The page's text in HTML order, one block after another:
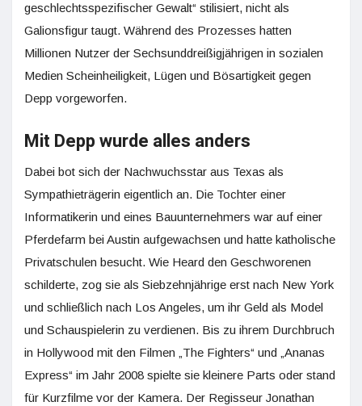
geschlechtsspezifischer Gewalt“ stilisiert, nicht als
Galionsfigur taugt. Während des Prozesses hatten
Millionen Nutzer der Sechsunddreißigjährigen in sozialen
Medien Scheinheiligkeit, Lügen und Bösartigkeit gegen
Depp vorgeworfen.
Mit Depp wurde alles anders
Dabei bot sich der Nachwuchsstar aus Texas als
Sympathieträgerin eigentlich an. Die Tochter einer
Informatikerin und eines Bauunternehmers war auf einer
Pferdefarm bei Austin aufgewachsen und hatte katholische
Privatschulen besucht. Wie Heard den Geschworenen
schilderte, zog sie als Siebzehnjährige erst nach New York
und schließlich nach Los Angeles, um ihr Geld als Model
und Schauspielerin zu verdienen. Bis zu ihrem Durchbruch
in Hollywood mit den Filmen „The Fighters“ und „Ananas
Express“ im Jahr 2008 spielte sie kleinere Parts oder stand
für Kurzfilme vor der Kamera. Der Regisseur Jonathan